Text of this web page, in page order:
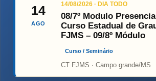
14
AGO
14/08/2026 · DIA TODO
08/7º Modulo
Curso Estadual de
FJMS – 09/8º Módulo
Curso / Seminário
CT FJMS · Campo grande/MS